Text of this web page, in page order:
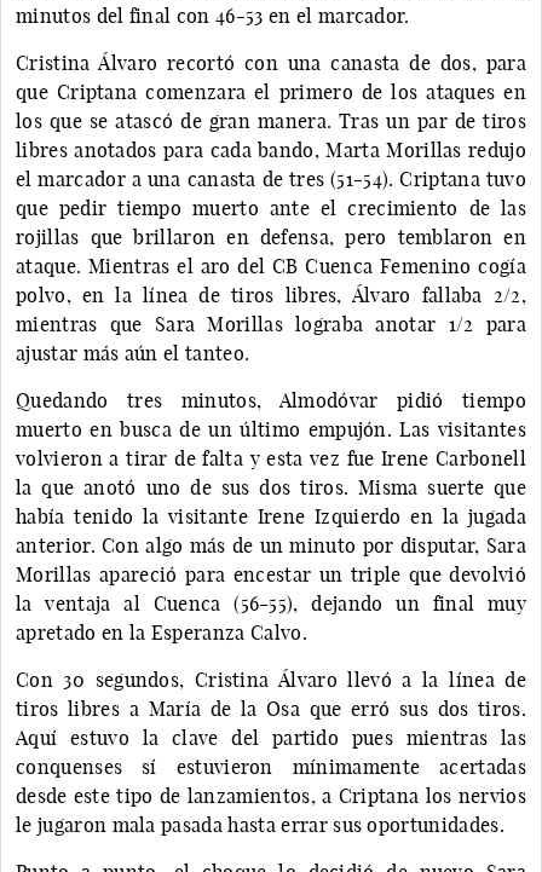
minutos del final con 46-53 en el marcador.
Cristina Álvaro recortó con una canasta de dos, para
que Criptana comenzara el primero de los ataques en
los que se atascó de gran manera. Tras un par de tiros
libres anotados para cada bando, Marta Morillas redujo
el marcador a una canasta de tres (51-54). Criptana tuvo
que pedir tiempo muerto ante el crecimiento de las
rojillas que brillaron en defensa, pero temblaron en
ataque. Mientras el aro del CB Cuenca Femenino cogía
polvo, en la línea de tiros libres, Álvaro fallaba 2/2,
mientras que Sara Morillas lograba anotar 1/2 para
ajustar más aún el tanteo.
Quedando tres minutos, Almodóvar pidió tiempo
muerto en busca de un último empujón. Las visitantes
volvieron a tirar de falta y esta vez fue Irene Carbonell
la que anotó uno de sus dos tiros. Misma suerte que
había tenido la visitante Irene Izquierdo en la jugada
anterior. Con algo más de un minuto por disputar, Sara
Morillas apareció para encestar un triple que devolvió
la ventaja al Cuenca (56-55), dejando un final muy
apretado en la Esperanza Calvo.
Con 30 segundos, Cristina Álvaro llevó a la línea de
tiros libres a María de la Osa que erró sus dos tiros.
Aquí estuvo la clave del partido pues mientras las
conquenses sí estuvieron mínimamente acertadas
desde este tipo de lanzamientos, a Criptana los nervios
le jugaron mala pasada hasta errar sus oportunidades.